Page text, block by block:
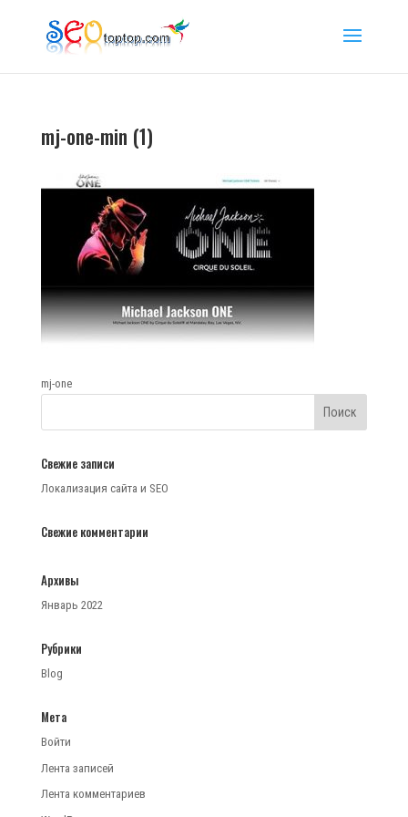
mj-one-min (1)
mj-one
Свежие записи
Локализация сайта и SEO
Свежие комментарии
Архивы
Январь 2022
Рубрики
Blog
Мета
Войти
Лента записей
Лента комментариев